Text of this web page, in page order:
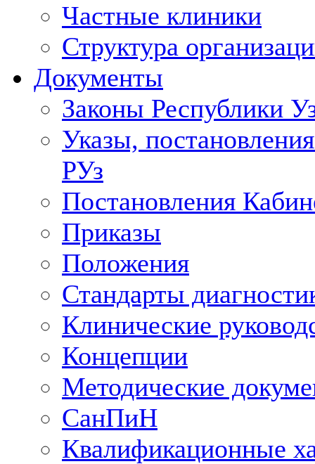
Частные клиники
Структура
Документы
Законы Республики
Указы,
РУз
Постановления
Приказы
Положения
Стандарты
Клинические
Концепции
Методические
СанПиН
Квалификационные